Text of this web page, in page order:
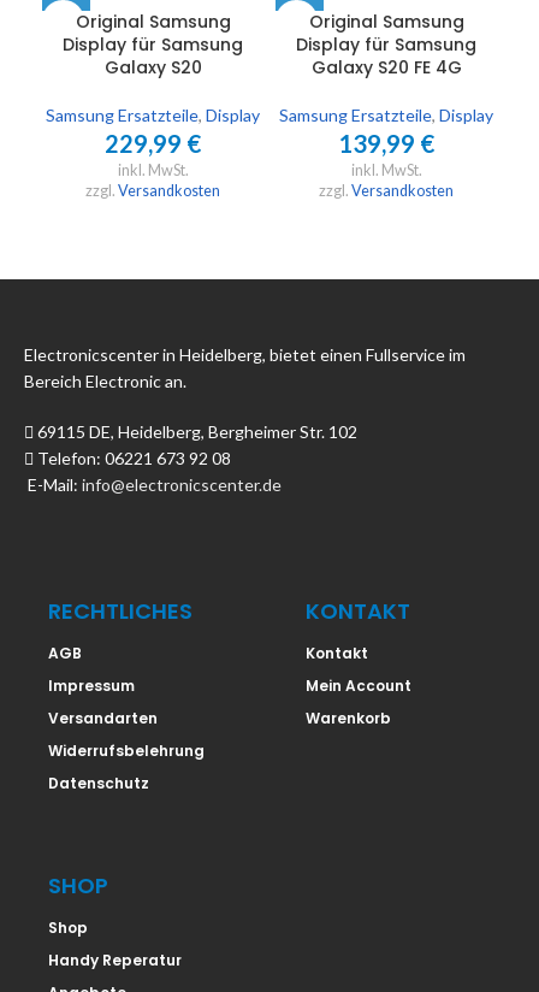
Original Samsung
Display für Samsung
Galaxy S20
Samsung Ersatzteile, Display
229,99 €
inkl. MwSt.
zzgl. Versandkosten
Original Samsung
Display für Samsung
Galaxy S20 FE 4G
Samsung Ersatzteile, Display
139,99 €
inkl. MwSt.
zzgl. Versandkosten
Electronicscenter in Heidelberg, bietet einen Fullservice im
Bereich Electronic an.
69115 DE, Heidelberg, Bergheimer Str. 102
Telefon: 06221 673 92 08
E-Mail:info@electronicscenter.de
RECHTLICHES
AGB
Impressum
Versandarten
Widerrufsbelehrung
Datenschutz
KONTAKT
Kontakt
Mein Account
Warenkorb
SHOP
Shop
Handy Reperatur